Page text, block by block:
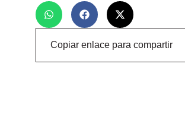
Copiar enlace para compartir